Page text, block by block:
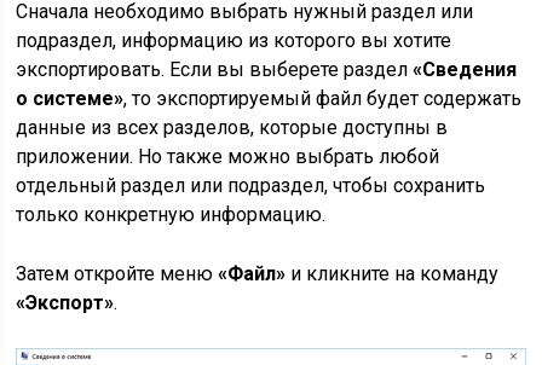
Сначала необходимо выбрать нужный раздел или
подраздел, информацию из которого вы хотите
экспортировать. Если вы выберете раздел«Сведения
о системе», то экспортируемый файл будет содержать
данные из всех разделов, которые доступны в
приложении. Но также можно выбрать любой
отдельный раздел или подраздел, чтобы сохранить
только конкретную информацию.
Затем откройте меню«Файл» и кликните на команду
«Экспорт».